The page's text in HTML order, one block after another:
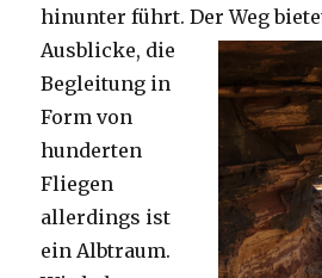
hinunter führt. Der Weg
Ausblicke, die
Begleitung in
Form von
hunderten
Fliegen
allerdings ist
ein Albtraum.